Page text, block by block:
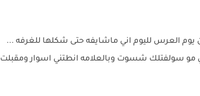
يوم العرس لليوم اني ماشايفه حتى شكلها للغرفه ...
مو سولفتلك شسوت وبالعلامه انطتني اسوار ومقبلت